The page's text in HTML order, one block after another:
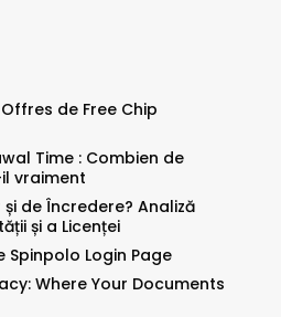
de Free Chip
Time : Combien de
vraiment
și de Încredere? Analiză
și a Licenței
Spinpolo Login Page
Where Your Documents